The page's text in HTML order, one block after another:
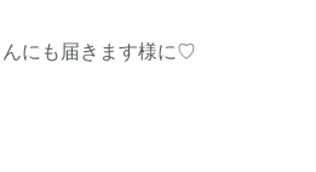
にも届きます様に♡